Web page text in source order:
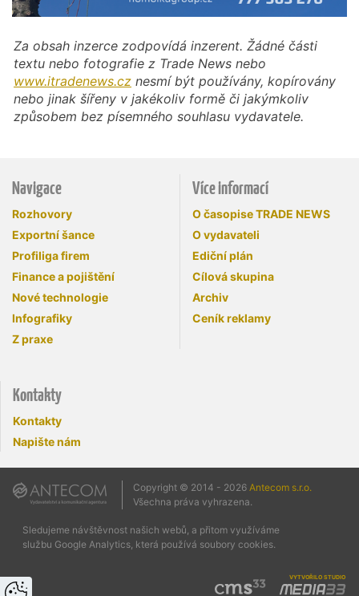
Za obsah inzerce zodpovídá inzerent. Žádné části
textu nebo fotografie z Trade News nebo
www.itradenews.cz nesmí být používány, kopírovány
nebo jinak šířeny v jakékoliv formě či jakýmkoliv
způsobem bez písemného souhlasu vydavatele.
Navigace
Rozhovory
Exportní šance
Profiliga firem
Finance a pojištění
Nové technologie
Infografiky
Z praxe
Více informací
O časopise TRADE NEWS
O vydavateli
Ediční plán
Cílová skupina
Archiv
Ceník reklamy
Kontakty
Kontakty
Napište nám
Copyright © 2014 - 2026 Antecom s.r.o.
Všechna práva vyhrazena.
Sledujeme návštěvnost našich webů, a přitom využíváme
službu Google Analytics, která používá soubory cookies.
vytvořilo studio